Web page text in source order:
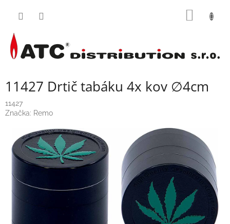
11427 Drtič tabáku 4x kov ∅4cm
11427
Značka: Remo